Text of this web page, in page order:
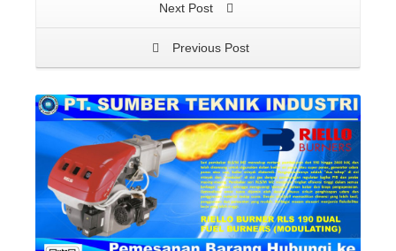
Next Post
Previous Post